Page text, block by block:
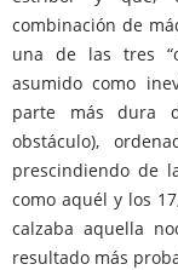
combinación de
una de las tres
asumido como
parte más dura
obstáculo),
prescindiendo de
como aquél y los
calzaba aquella
resultado más